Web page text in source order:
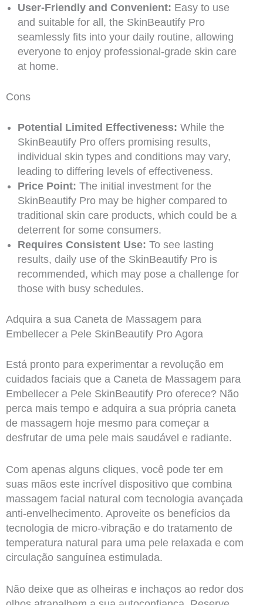
User-Friendly and Convenient: Easy to use
and suitable for all, the SkinBeautify Pro
seamlessly fits into your daily routine, allowing
everyone to enjoy professional-grade skin care
at home.
Cons
Potential Limited Effectiveness: While the
SkinBeautify Pro offers promising results,
individual skin types and conditions may vary,
leading to differing levels of effectiveness.
Price Point: The initial investment for the
SkinBeautify Pro may be higher compared to
traditional skin care products, which could be a
deterrent for some consumers.
Requires Consistent Use: To see lasting
results, daily use of the SkinBeautify Pro is
recommended, which may pose a challenge for
those with busy schedules.
Adquira a sua Caneta de Massagem para
Embellecer a Pele SkinBeautify Pro Agora
Está pronto para experimentar a revolução em
cuidados faciais que a Caneta de Massagem para
Embellecer a Pele SkinBeautify Pro oferece? Não
perca mais tempo e adquira a sua própria caneta
de massagem hoje mesmo para começar a
desfrutar de uma pele mais saudável e radiante.
Com apenas alguns cliques, você pode ter em
suas mãos este incrível dispositivo que combina
massagem facial natural com tecnologia avançada
anti-envelhecimento. Aproveite os benefícios da
tecnologia de micro-vibração e do tratamento de
temperatura natural para uma pele relaxada e com
circulação sanguínea estimulada.
Não deixe que as olheiras e inchaços ao redor dos